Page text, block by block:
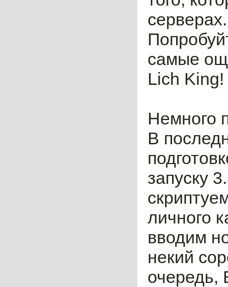
серверах.
самые
Lich King!
Немного
В
запуску
личного
вводим
некий
очередь,